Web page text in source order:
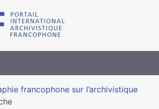
francophone sur l’archivistique